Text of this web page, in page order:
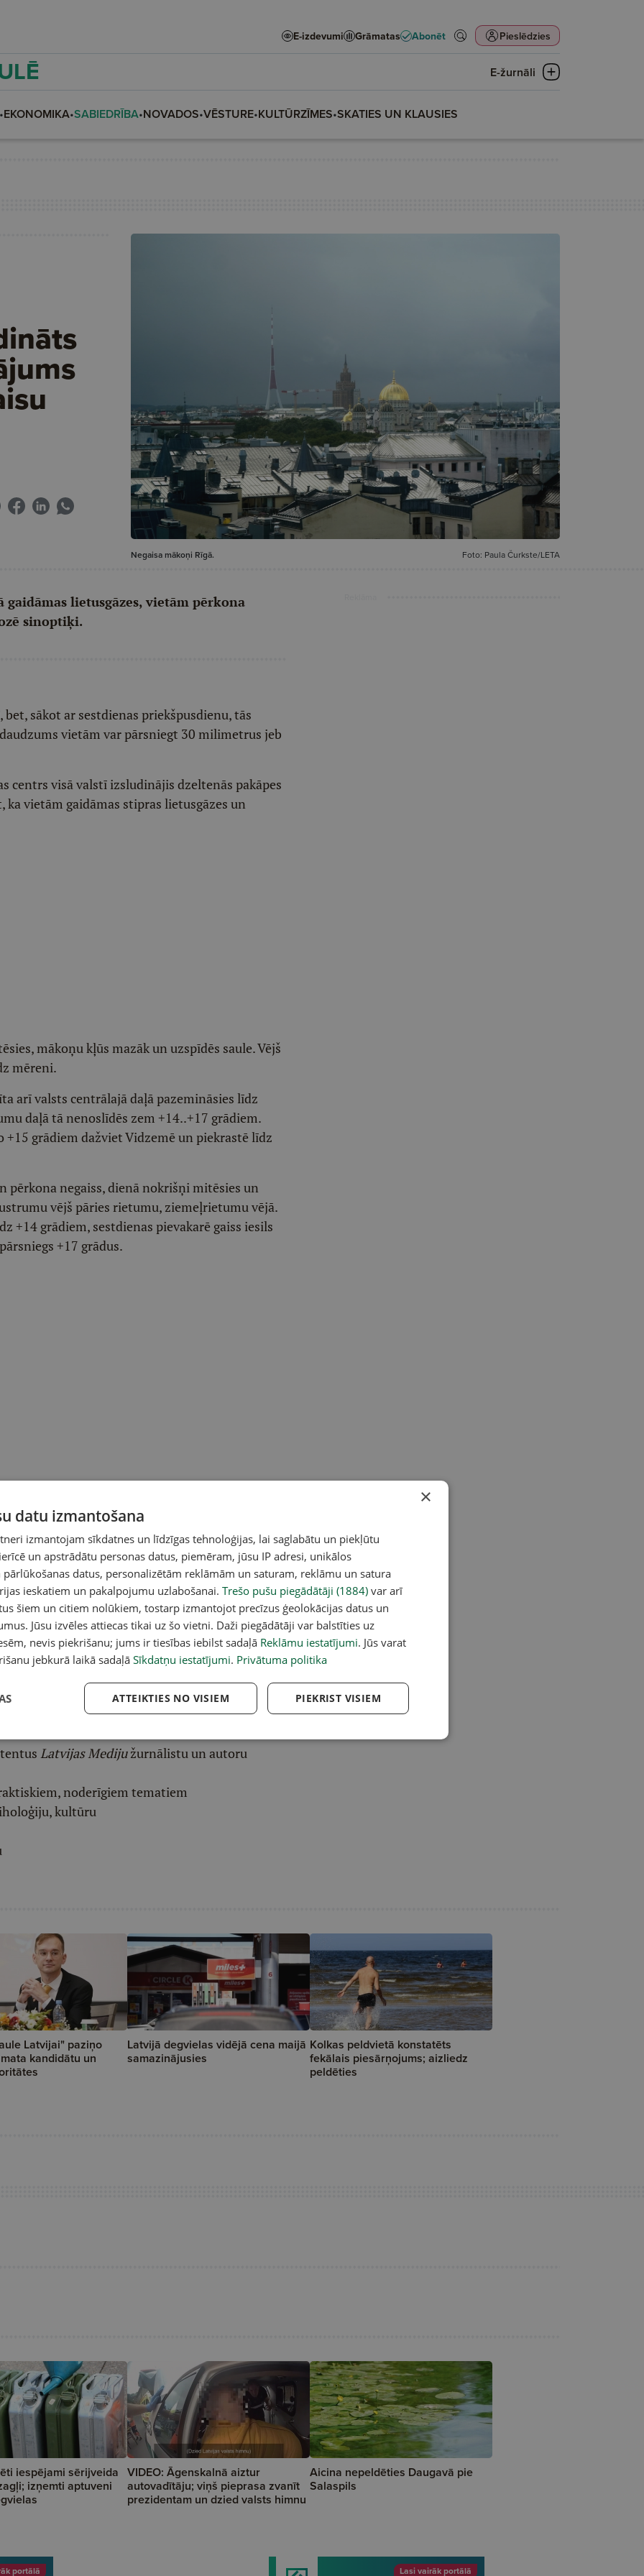
E-izdevumi Grāmatas Abonēt Pieslēdzies
E-žurnāli
•EKONOMIKA•SABIEDRĪBA•NOVADOS•VĒSTURE•KULTŪRZĪMES•SKATIES UN KLAUSIES
Negaisa mākoņi Rīgā.
Foto: Paula Čurkste/LETA
lietusgāzes, vietām pērkona
sinoptiķi.
sākot ar sestdienas priekšpusdienu, tās
vietām var pārsniegt 30 milimetrus jeb
centrs visā valstī izsludinājis dzeltenās pakāpes
vietām gaidāmas stipras lietusgāzes un
mākoņu kļūs mazāk un uzspīdēs saule. Vējš
mēreni.
arī valsts centrālajā daļā pazemināsies līdz
daļā tā nenoslīdēs zem +14..+17 grādiem.
grādiem dažviet Vidzemē un piekrastē līdz
pērkona negaiss, dienā nokrišņi mitēsies un
vējš pāries rietumu, ziemeļrietumu vējā.
+14 grādiem, sestdienas pievakarē gaiss iesils
+17 grādus.
,X,Bluesky ,Draugiem,Threadsvai arīInstagram
atlasītu noderīgu, praktisku un aktuālu saturu.
šeit.
saņem padziļinātu LASI.LV galvenā redaktora
interviju apkopojumu.
Latvijas Medijužurnālistu un autoru
noderīgiem tematiem
kultūru
Latvijai" paziņo
kandidātu un
Latvijā degvielas vidējā cena maijā
samazinājusies
Kolkas peldvietā konstatēts
fekālais piesārņojums; aizliedz
peldēties
iespējami sērijveida
izņemti aptuveni
VIDEO: Āgenskalnā aiztur
autovadītāju; viņš pieprasa zvanīt
prezidentam un dzied valsts himnu
Aicina nepeldēties Daugavā pie
Salaspils
×
datu izmantošana
izmantojam sīkdatnes un līdzīgas tehnoloģijas, lai saglabātu un piekļūtu
un apstrādātu personas datus, piemēram, jūsu IP adresi, unikālos
datus, personalizētām reklāmām un saturam, reklāmu un satura
ieskatiem un pakalpojumu uzlabošanai. Trešo pušu piegādātāji (1884) var arī
šiem un citiem nolūkiem, tostarp izmantojot precīzus ģeolokācijas datus un
Jūsu izvēles attiecas tikai uz šo vietni. Daži piegādātāji var balstīties uz
nevis piekrišanu; jums ir tiesības iebilst sadaļā Reklāmu iestatījumi. Jūs varat
jebkurā laikā sadaļāSīkdatņu iestatījumi. Privātuma politika
PIEKRIST VISIEM
ATTEIKTIES NO VISIEM